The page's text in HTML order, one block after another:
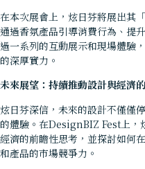
在本次展會上，炫日芬將展出其
通過香氛產品引導消費行為、提
過一系列的互動展示和現場體驗
的深厚實力。
未來展望：持續推動設計與經濟
炫日芬深信，未來的設計不僅僅
的體驗。在DesignBIZ Fest上，
經濟的前瞻性思考，並探討如何
和產品的市場競爭力。